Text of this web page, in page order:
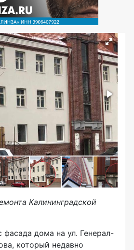
Калининградской
фасада дома на ул. Генерал-
который недавно